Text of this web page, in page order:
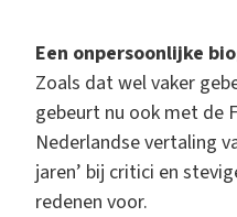
Een onpersoonlijke
Zoals dat wel vaker
gebeurt nu ook met de
Nederlandse vertaling
jaren’ bij critici en
redenen voor.